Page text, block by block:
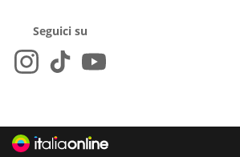
Seguici su